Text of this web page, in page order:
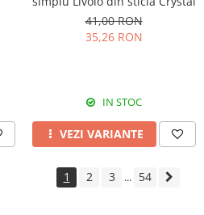
41,00 RON
35,26 RON
IN STOC
VEZI VARIANTE
1 2 3 ... 54